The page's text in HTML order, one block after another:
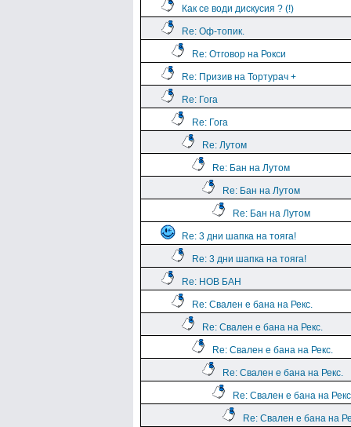
Как се води дискусия ? (!)
Re: Оф-топик.
Re: Отговор на Рокси
Re: Призив на Тортурач +
Re: Гога
Re: Гога
Re: Лутом
Re: Бан на Лутом
Re: Бан на Лутом
Re: Бан на Лутом
Re: 3 дни шапка на тояга!
Re: 3 дни шапка на тояга!
Re: НОВ БАН
Re: Свален е бана на Рекс.
Re: Свален е бана на Рекс.
Re: Свален е бана на Рекс.
Re: Свален е бана на Рекс.
Re: Свален е бана на
Re: Свален е бана на